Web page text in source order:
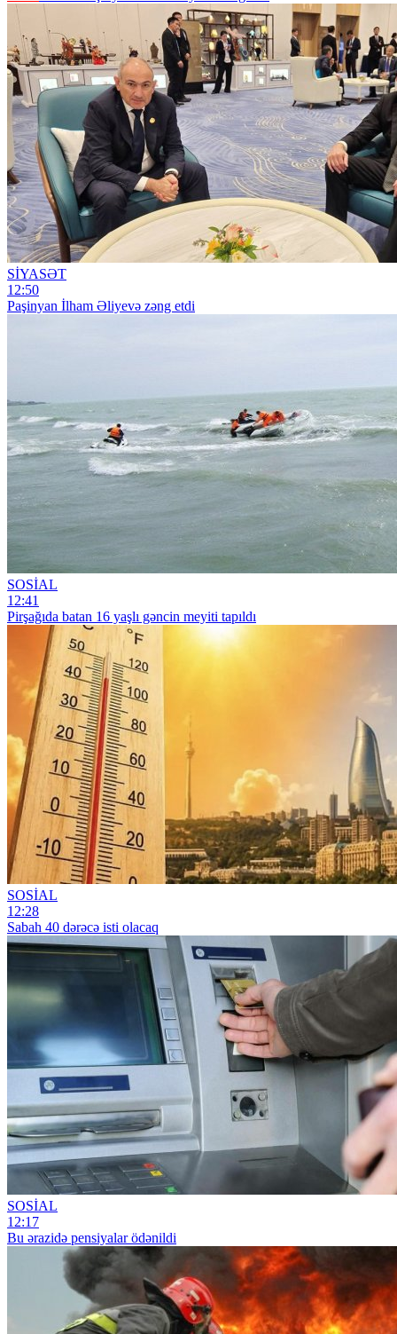
SİYASƏT
12:50
Paşinyan İlham Əliyevə zəng etdi
SOSİAL
12:41
Pirşağıda batan 16 yaşlı gəncin meyiti tapıldı
SOSİAL
12:28
Sabah 40 dərəcə isti olacaq
SOSİAL
12:17
Bu ərazidə pensiyalar ödənildi